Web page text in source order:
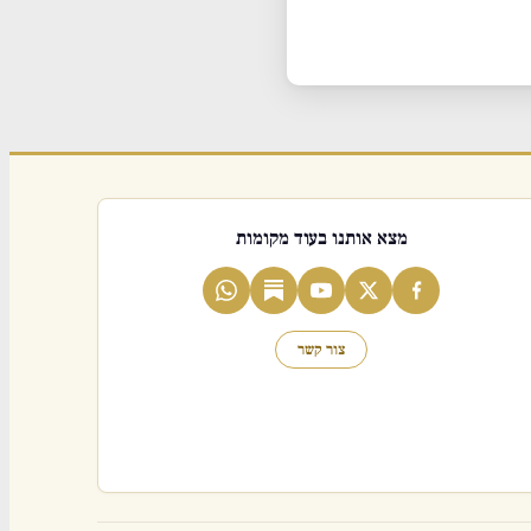
מצא אותנו בעוד מקומות
צור קשר